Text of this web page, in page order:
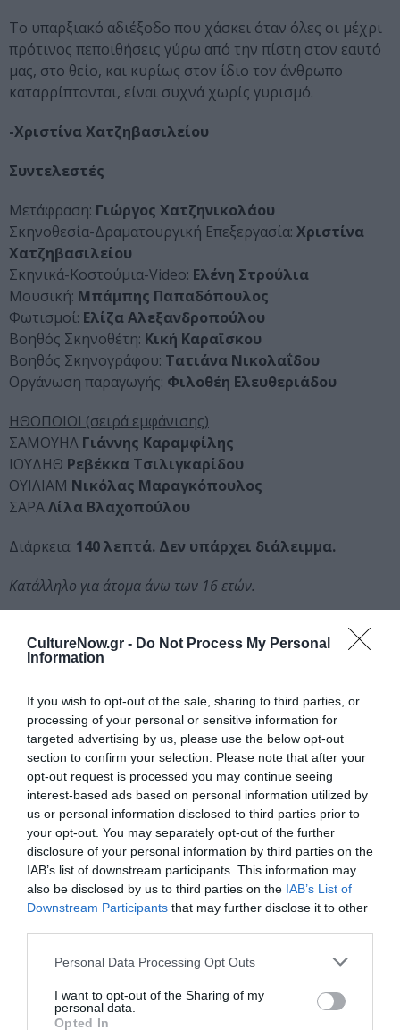
CultureNow.gr - Do Not Process My Personal
Information
If you wish to opt-out of the sale, sharing to third parties, or
processing of your personal or sensitive information for
targeted advertising by us, please use the below opt-out
section to confirm your selection. Please note that after your
opt-out request is processed you may continue seeing
interest-based ads based on personal information utilized by
us or personal information disclosed to third parties prior to
your opt-out. You may separately opt-out of the further
disclosure of your personal information by third parties on the
IAB’s list of downstream participants. This information may
also be disclosed by us to third parties on the IAB’s List of
Downstream Participants that may further disclose it to other
Personal Data Processing Opt Outs
I want to opt-out of the Sharing of my
personal data.
Opted In
Το υπαρξιακό αδιέξοδο που χάσκει όταν όλες οι μέχρι
πρότινος πεποιθήσεις γύρω από την πίστη στον εαυτό
μας, στο θείο, και κυρίως στον ίδιο τον άνθρωπο
καταρρίπτονται, είναι συχνά χωρίς γυρισμό.
-Χριστίνα Χατζηβασιλείου
Συντελεστές
Μετάφραση: Γιώργος Χατζηνικολάου
Σκηνοθεσία-Δραματουργική Επεξεργασία: Χριστίνα
Χατζηβασιλείου
Σκηνικά-Κοστούμια-Video: Ελένη Στρούλια
Μουσική: Μπάμπης Παπαδόπουλος
Φωτισμοί: Ελίζα Αλεξανδροπούλου
Βοηθός Σκηνοθέτη: Κική Καραϊσκου
Βοηθός Σκηνογράφου: Τατιάνα Νικολαΐδου
Οργάνωση παραγωγής: Φιλοθέη Ελευθεριάδου
ΗΘΟΠΟΙΟΙ (σειρά εμφάνισης)
ΣΑΜΟΥΗΛ Γιάννης Καραμφίλης
ΙΟΥΔΗΘ Ρεβέκκα Τσιλιγκαρίδου
ΟΥΙΛΙΑΜ Νικόλας Μαραγκόπουλος
ΣΑΡΑΛίλα Βλαχοπούλου
Διάρκεια: 140 λεπτά. Δεν υπάρχει διάλειμμα.
Κατάλληλο για άτομα άνω των 16 ετών.
Ταυτότητα Εκδήλωσης
Από:
30/09/2022
Τετάρτη: 19.00 | Πέμπτη-Παρασκευή: 21.00 | Σάββατο:
18.00 & 21.00 | Κυριακή: 19.00
Τοποθεσία:
Μικρό Θέατρο Μονής Λαζαριστών, Κολοκοτρώνη 25-
27, Σταυρούπολη, Θεσσαλονίκη
Μονή Λαζαριστών
Εκπτωτικό Εισιτήριο: 8€ (Φοιτητικό - Μαθητικό,
Πολύτεκνοι, άνω των 65, Ομαδικό, Εκπαιδευτικών) |
ΠΕΜΠΤΗ ΛΑΪΚΗ 21:00 & ΣΑΒΒΑΤΟ 18:00 | Γενική
είσοδος: 10€ | ΑΜΕΑ: Δωρεάν